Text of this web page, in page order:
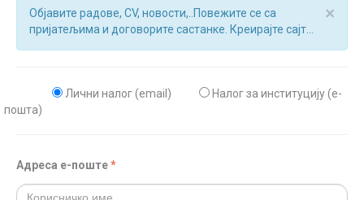
×
Објавите радове, CV, новости,..Повежите се са
пријатељима и договорите састанке. Креирајте сајт...
Лични налог (email)
Налог за институцију (е-
пошта)
Aдреса e-поште